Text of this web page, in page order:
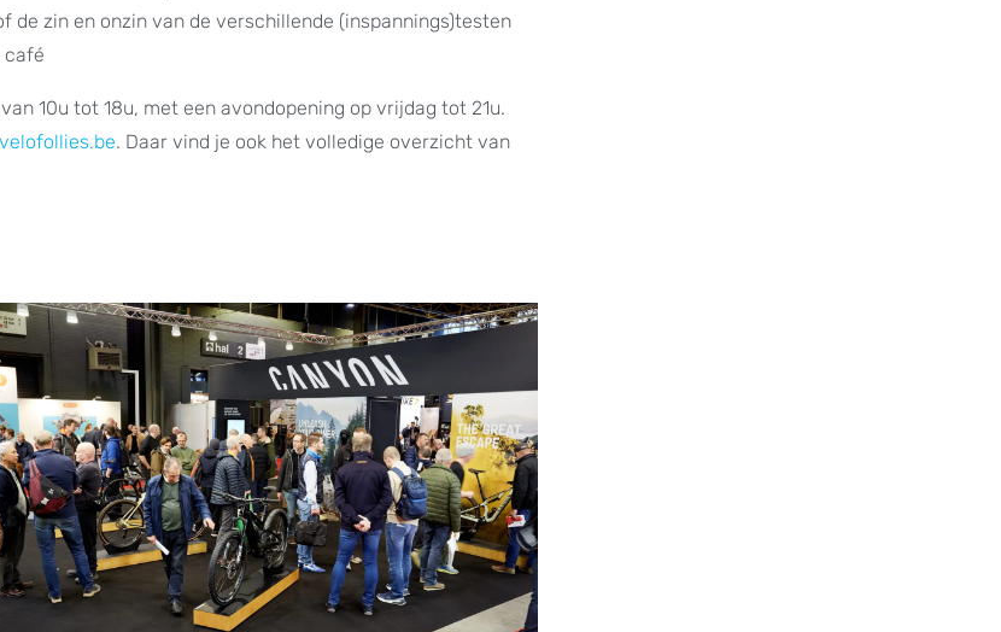
zin en onzin van de verschillende (inspannings)testen
café
10u tot 18u, met een avondopening op vrijdag tot 21u.
. Daar vind je ook het volledige overzicht van